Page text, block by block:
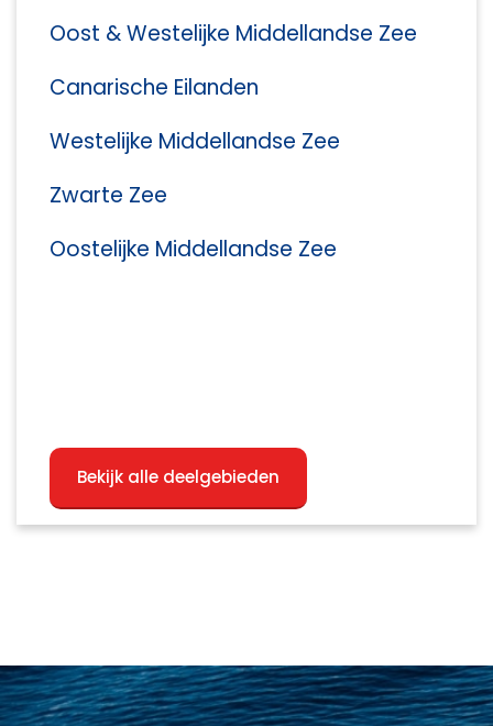
Oost & Westelijke Middellandse Zee
Canarische Eilanden
Westelijke Middellandse Zee
Zwarte Zee
Oostelijke Middellandse Zee
Bekijk alle deelgebieden